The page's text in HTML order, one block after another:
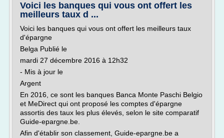
Voici les banques qui vous ont offert les
meilleurs taux d ...
Voici les banques qui vous ont offert les meilleurs taux
d'épargne
Belga Publié le
mardi 27 décembre 2016 à 12h32
- Mis à jour le
Argent
En 2016, ce sont les banques Banca Monte Paschi Belgio
et MeDirect qui ont proposé les comptes d'épargne
assortis des taux les plus élevés, selon le site comparatif
Guide-epargne.be.
Afin d'établir son classement, Guide-epargne.be a